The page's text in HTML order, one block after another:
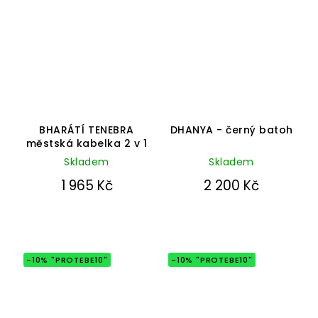
BHARÁTÍ TENEBRA
městská kabelka 2 v 1
produktu
je
4,9
5
Skladem
1 965 Kč
DHANYA - černý batoh
Skladem
2 200 Kč
-10% "PROTEBE10" -10% "PROTEBE10"